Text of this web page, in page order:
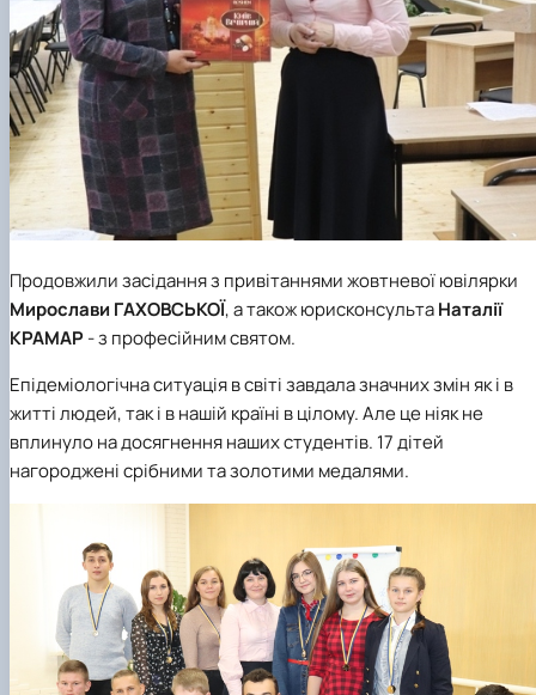
Продовжили засідання з привітаннями жовтневої ювілярки
Мирослави ГАХОВСЬКОЇ, а також юрисконсультаНаталії
КРАМАР - з професійним святом.
Епідеміологічна ситуація в світі завдала значних змін як і в
житті людей, так і в нашій країні в цілому. Але це ніяк не
вплинуло на досягнення наших студентів. 17 дітей
нагороджені срібними та золотими медалями.